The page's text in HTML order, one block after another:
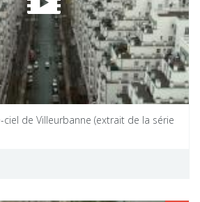
de Villeurbanne (extrait de la série